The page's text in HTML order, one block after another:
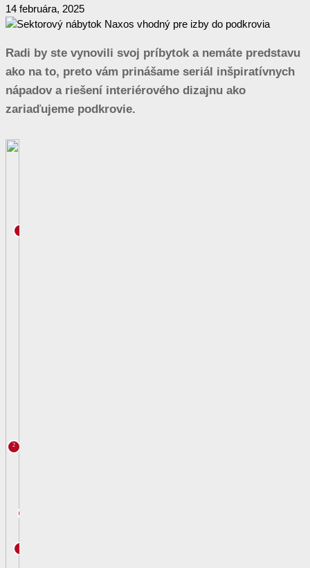
14 februára, 2025
Radi by ste vynovili svoj príbytok a nemáte predstavu
ako na to, preto vám prinášame seriál inšpiratívnych
nápadov a riešení interiérového dizajnu ako
zariaďujeme podkrovie.